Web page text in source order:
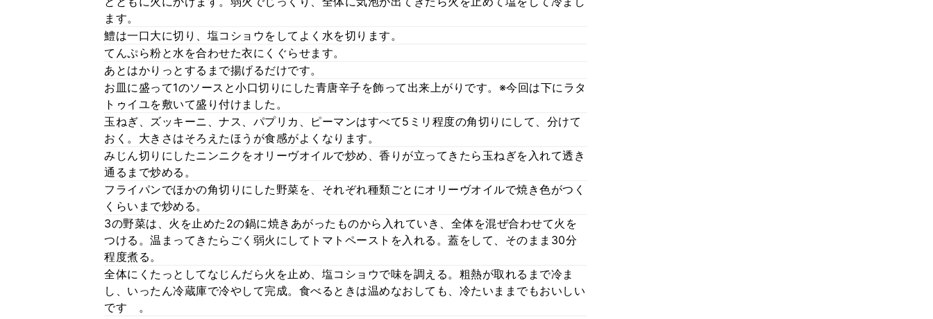
ます。
鱧は一口大に切り、塩コショウをしてよく水を切ります。
てんぷら粉と水を合わせた衣にくぐらせます。
あとはかりっとするまで揚げるだけです。
お皿に盛って1のソースと小口切りにした青唐辛子を飾って出来上がりです。※今回は下にラタ
トゥイユを敷いて盛り付けました。
玉ねぎ、ズッキーニ、ナス、パプリカ、ピーマンはすべて5ミリ程度の角切りにして、分けて
おく。大きさはそろえたほうが食感がよくなります。
みじん切りにしたニンニクをオリーヴオイルで炒め、香りが立ってきたら玉ねぎを入れて透き
通るまで炒める。
フライパンでほかの角切りにした野菜を、それぞれ種類ごとにオリーヴオイルで焼き色がつく
くらいまで炒める。
3の野菜は、火を止めた2の鍋に焼きあがったものから入れていき、全体を混ぜ合わせて火を
つける。温まってきたらごく弱火にしてトマトペーストを入れる。蓋をして、そのまま30分
程度煮る。
全体にくたっとしてなじんだら火を止め、塩コショウで味を調える。粗熱が取れるまで冷ま
し、いったん冷蔵庫で冷やして完成。食べるときは温めなおしても、冷たいままでもおいしい
です 。